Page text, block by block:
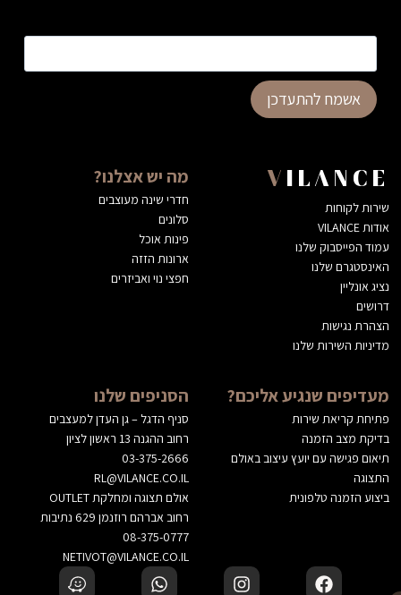
אשמח להתעדכן
VILANCE
שירות לקוחות
אודות VILANCE
עמוד הפייסבוק שלנו
האינסטגרם שלנו
נציג אונליין
דרושים
הצהרת נגישות
מדיניות השירות שלנו
מה יש אצלנו?
חדרי שינה מעוצבים
סלונים
פינות אוכל
ארונות הזזה
חפצי נוי ואביזרים
מעדיפים שנגיע אליכם?
פתיחת קריאת שירות
בדיקת מצב הזמנה
תיאום פגישה עם יועץ עיצוב באולם
התצוגה
ביצוע הזמנה טלפונית
הסניפים שלנו
סניף הדגל – גן העדן למעצבים
רחוב ההגנה 13 ראשון לציון
03-375-2666
RL@VILANCE.CO.IL
אולם תצוגה ומחלקת OUTLET
רחוב אברהם רוזנמן 629 נתיבות
08-375-0777
NETIVOT@VILANCE.CO.IL